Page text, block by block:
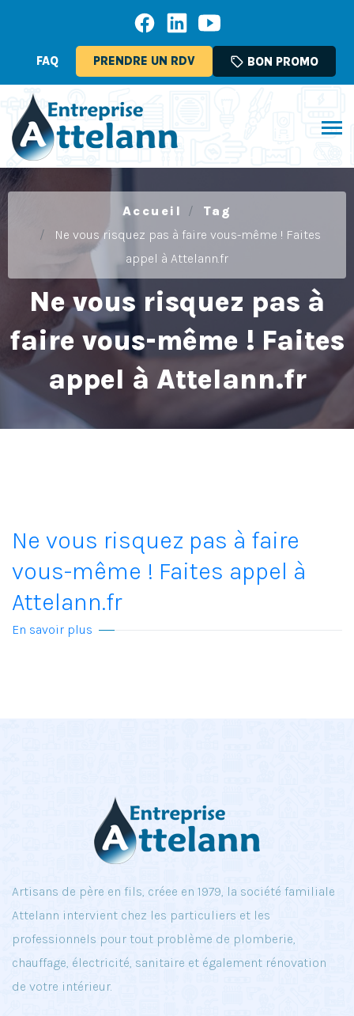
FAQ PRENDRE UN RDV sell BON PROMO
Accueil
Tag
Ne vous risquez pas à faire vous-même ! Faites
appel à Attelann.fr
Ne vous risquez pas à
faire vous-même ! Faites
appel à Attelann.fr
Ne vous risquez pas à faire
vous-même ! Faites appel à
Attelann.fr
En savoir plus
Artisans de père en fils, créee en 1979, la société familiale
Attelann intervient chez les particuliers et les
professionnels pour tout problème de plomberie,
chauffage, électricité, sanitaire et également rénovation
de votre intérieur.